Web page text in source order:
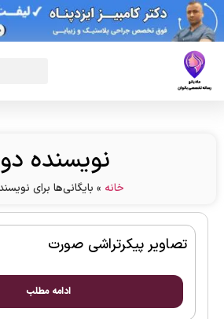
نویسنده
خانه » بایگانی‌ها برای
تصاویر پیکرتراشی صورت
ادامه مطلب